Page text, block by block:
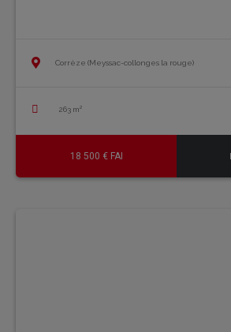
Corrèze (Meyssac-collonges la rouge)
263 m²
18 500 € FAI